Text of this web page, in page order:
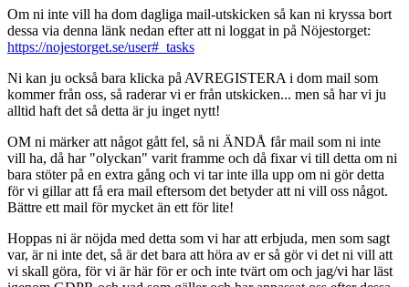
Om ni inte vill ha dom dagliga mail-utskicken så kan ni kryssa bort
dessa via denna länk nedan efter att ni loggat in på Nöjestorget:
https://nojestorget.se/user#_tasks
Ni kan ju också bara klicka på AVREGISTERA i dom mail som
kommer från oss, så raderar vi er från utskicken... men så har vi ju
alltid haft det så detta är ju inget nytt!
OM ni märker att något gått fel, så ni ÄNDÅ får mail som ni inte
vill ha, då har "olyckan" varit framme och då fixar vi till detta om ni
bara stöter på en extra gång och vi tar inte illa upp om ni gör detta
för vi gillar att få era mail eftersom det betyder att ni vill oss något.
Bättre ett mail för mycket än ett för lite!
Hoppas ni är nöjda med detta som vi har att erbjuda, men som sagt
var, är ni inte det, så är det bara att höra av er så gör vi det ni vill att
vi skall göra, för vi är här för er och inte tvärt om och jag/vi har läst